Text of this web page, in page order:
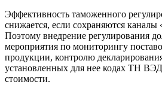
Эффективность таможенного
снижается, если сохраняются каналы
Поэтому внедрение регулирования
мероприятия по мониторингу
продукции, контролю
установленных для нее кодах ТН
стоимости.